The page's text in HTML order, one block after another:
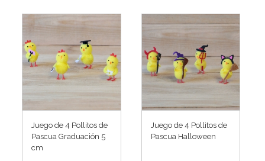
Juego de 4 Pollitos de
Pascua Graduación 5
cm
Juego de 4 Pollitos de
Pascua Halloween